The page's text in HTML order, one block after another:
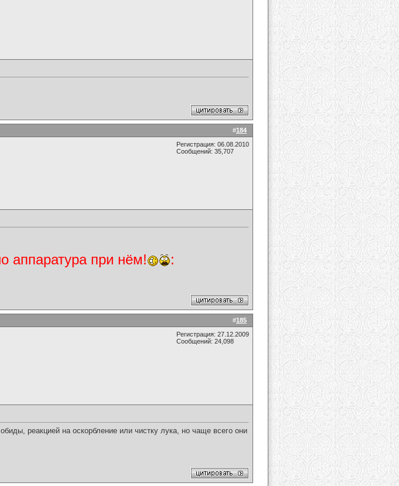
#184
Регистрация: 06.08.2010
Сообщений: 35,707
аппаратура при нём! :
#185
Регистрация: 27.12.2009
Сообщений: 24,098
реакцией на оскорбление или чистку лука, но чаще всего они